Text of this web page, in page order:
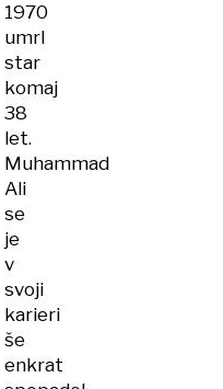
1970
umrl
star
komaj
38
let.
Muhammad
Ali
se
je
v
svoji
karieri
še
enkrat